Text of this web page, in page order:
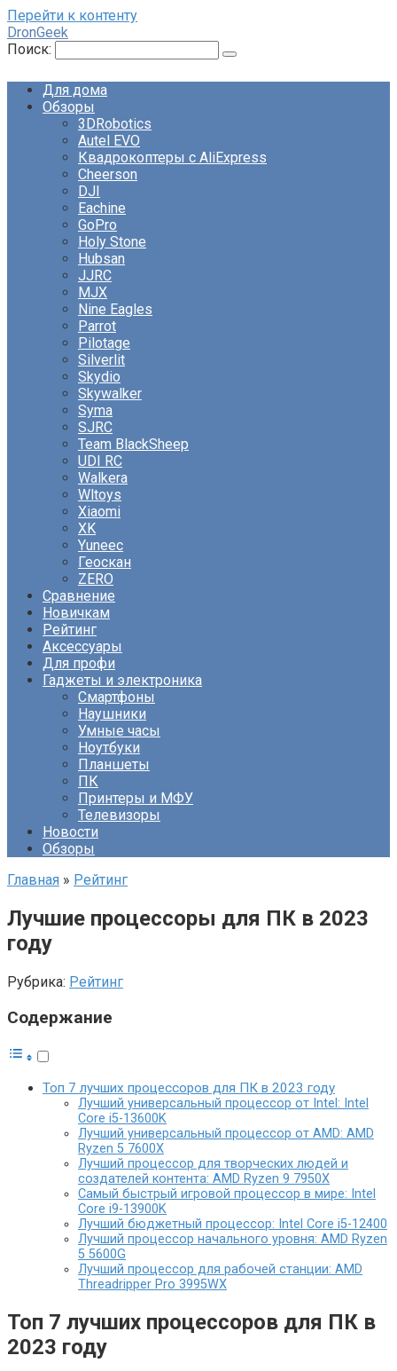
Перейти к контенту
DronGeek
Поиск:
Для дома
Обзоры
3DRobotics
Autel EVO
Квадрокоптеры с AliExpress
Cheerson
DJI
Eachine
GoPro
Holy Stone
Hubsan
JJRC
MJX
Nine Eagles
Parrot
Pilotage
Silverlit
Skydio
Skywalker
Syma
SJRC
Team BlackSheep
UDI RC
Walkera
Wltoys
Xiaomi
XK
Yuneec
Геоскан
ZERO
Сравнение
Новичкам
Рейтинг
Аксессуары
Для профи
Гаджеты и электроника
Смартфоны
Наушники
Умные часы
Ноутбуки
Планшеты
ПК
Принтеры и МФУ
Телевизоры
Новости
Обзоры
Главная » Рейтинг
Лучшие процессоры для ПК в 2023
году
Рубрика: Рейтинг
Содержание
Топ 7 лучших процессоров для ПК в 2023 году
Лучший универсальный процессор от Intel: Intel
Core i5-13600K
Лучший универсальный процессор от AMD: AMD
Ryzen 5 7600X
Лучший процессор для творческих людей и
создателей контента: AMD Ryzen 9 7950X
Самый быстрый игровой процессор в мире: Intel
Core i9-13900K
Лучший бюджетный процессор: Intel Core i5-12400
Лучший процессор начального уровня: AMD Ryzen
5 5600G
Лучший процессор для рабочей станции: AMD
Threadripper Pro 3995WX
Топ 7 лучших процессоров для ПК в
2023 году